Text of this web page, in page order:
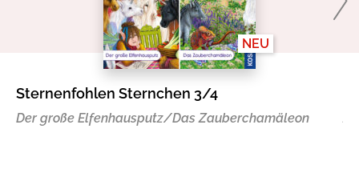
NEU
Sternenfohlen Sternchen 3/4
Der große Elfenhausputz/Das Zauberchamäleon